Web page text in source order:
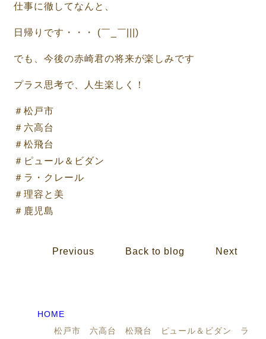
仕事に徹してなんと、
日帰りです・・・ (￣_￣|||)
でも、今後の赤崎君の将来が楽しみです
プラス思考で、人生楽しく！
＃松戸市
＃六高台
＃松飛台
＃ピュール＆ビダン
＃ラ・クレール
＃理容と美
＃鹿児島
Back to blog
Previous Next
HOME
松戸市 六高台 松飛台 ピュール＆ビダン ラ